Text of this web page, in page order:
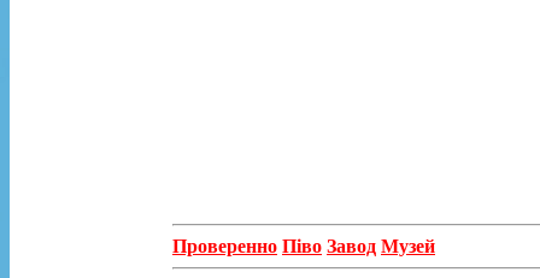
Проверенно Піво Завод Музей